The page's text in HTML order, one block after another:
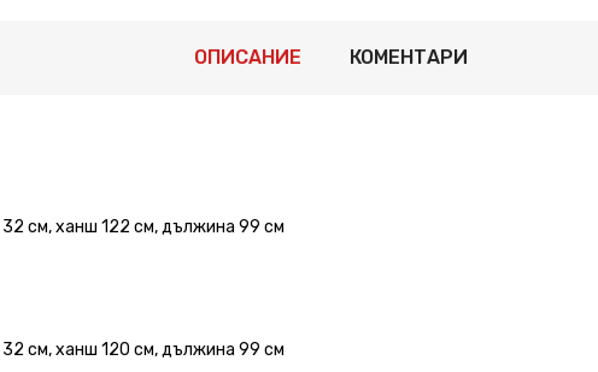
ОПИСАНИЕ КОМЕНТАРИ
см, ханш 122 см, дължина 99 см
см, ханш 120 см, дължина 99 см